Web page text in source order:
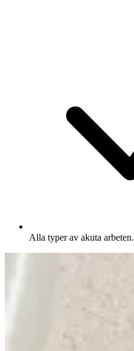
Alla typer av akuta arbeten.